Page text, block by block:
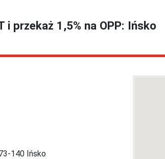
i przekaż 1,5% na OPP: Ińsko
140 Ińsko